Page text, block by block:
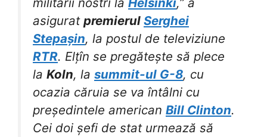
asigurat premierul Serghei
Stepașin, la postul de televiziune
RTR. Elțîn se pregătește să plece
la Koln, la summit-ul G-8, cu
ocazia căruia se va întâlni cu
președintele american Bill Clinton.
Cei doi șefi de stat urmează să